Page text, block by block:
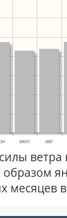
июл авг
ветра
месяцев в